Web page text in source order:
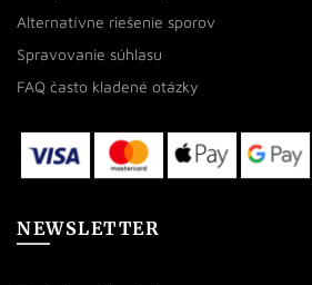
Alternatívne riešenie sporov
Spravovanie súhlasu
FAQ často kladené otázky
NEWSLETTER